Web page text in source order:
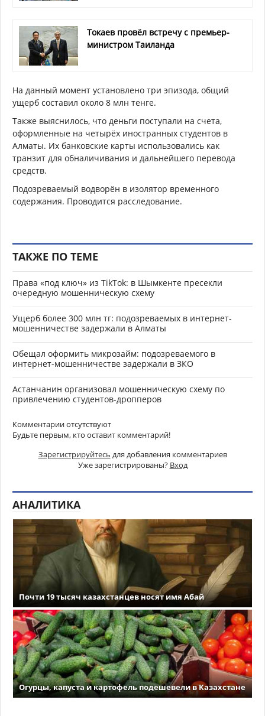
Токаев провёл встречу с премьер-
министром Таиланда
На данный момент установлено три эпизода, общий
ущерб составил около 8 млн тенге.
Также выяснилось, что деньги поступали на счета,
оформленные на четырёх иностранных студентов в
Алматы. Их банковские карты использовались как
транзит для обналичивания и дальнейшего перевода
средств.
Подозреваемый водворён в изолятор временного
содержания. Проводится расследование.
ТАКЖЕ ПО ТЕМЕ
Права «под ключ» из TikTok: в Шымкенте пресекли
очередную мошенническую схему
Ущерб более 300 млн тг: подозреваемых в интернет-
мошенничестве задержали в Алматы
Обещал оформить микрозайм: подозреваемого в
интернет-мошенничестве задержали в ЗКО
Астанчанин организовал мошенническую схему по
привлечению студентов-дропперов
Комментарии отсутствуют
Будьте первым, кто оставит комментарий!
Зарегистрируйтесь для добавления комментариев
Уже зарегистрированы? Вход
АНАЛИТИКА
Почти 19 тысяч казахстанцев носят имя Абай
Огурцы, капуста и картофель подешевели в Казахстане